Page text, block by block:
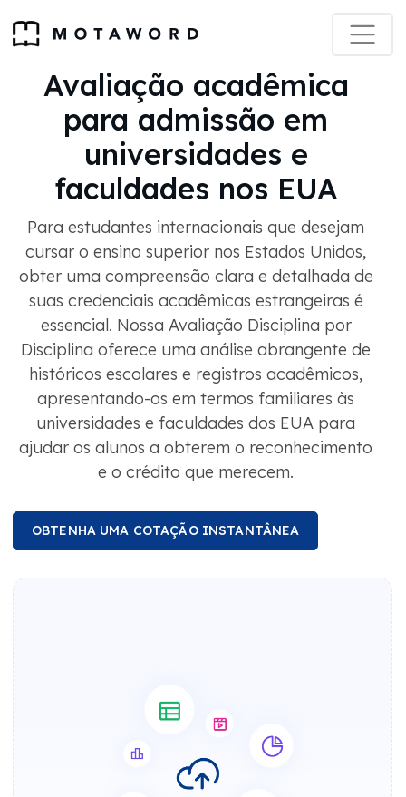
Avaliação acadêmica
para admissão em
universidades e
faculdades nos EUA
Para estudantes internacionais que desejam
cursar o ensino superior nos Estados Unidos,
obter uma compreensão clara e detalhada de
suas credenciais acadêmicas estrangeiras é
essencial. Nossa Avaliação Disciplina por
Disciplina oferece uma análise abrangente de
históricos escolares e registros acadêmicos,
apresentando-os em termos familiares às
universidades e faculdades dos EUA para
ajudar os alunos a obterem o reconhecimento
e o crédito que merecem.
OBTENHA UMA COTAÇÃO INSTANTÂNEA